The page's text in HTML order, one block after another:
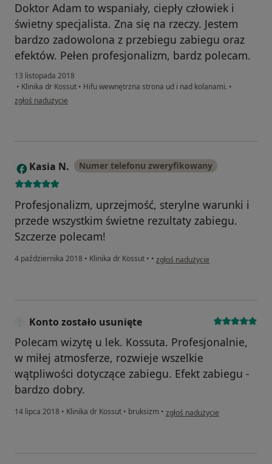
Doktor Adam to wspaniały, ciepły człowiek i
świetny specjalista. Zna się na rzeczy. Jestem
bardzo zadowolona z przebiegu zabiegu oraz
efektów. Pełen profesjonalizm, bardz polecam.
13 listopada 2018
• Klinika dr Kossut • Hifu wewnętrzna strona ud i nad kolanami. •
w opinii użytkownika Konto zostało usunięte
zgłoś nadużycie
K Kasia N. Numer telefonu zweryfikowany
Profesjonalizm, uprzejmość, sterylne warunki i
przede wszystkim świetne rezultaty zabiegu.
Szczerze polecam!
4 października 2018 • Klinika dr Kossut • • w opinii użytkownika Kasia N.
zgłoś nadużycie
Konto zostało usunięte
Polecam wizytę u lek. Kossuta. Profesjonalnie,
w miłej atmosferze, rozwieje wszelkie
wątpliwości dotyczące zabiegu. Efekt zabiegu -
bardzo dobry.
14 lipca 2018 • Klinika dr Kossut • bruksizm • w opinii użytkownika Konto
zgłoś nadużycie